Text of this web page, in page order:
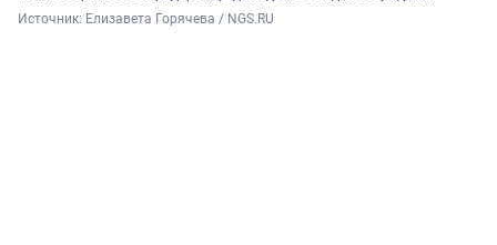
Источник: Елизавета Горячева / NGS.RU